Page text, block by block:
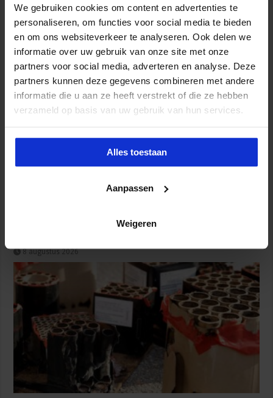
We gebruiken cookies om content en advertenties te
personaliseren, om functies voor social media te bieden
en om ons websiteverkeer te analyseren. Ook delen we
informatie over uw gebruik van onze site met onze
partners voor social media, adverteren en analyse. Deze
partners kunnen deze gegevens combineren met andere
informatie die u aan ze heeft verstrekt of die ze hebben
verzameld op basis van uw gebruik van hun services.
Alles toestaan
Aanpassen
Weigeren
Onderzoek mensenhandel op Wallen: sekswerkers op
grote schaal uitgebuit
8 augustus 2026
8 augustus 2026